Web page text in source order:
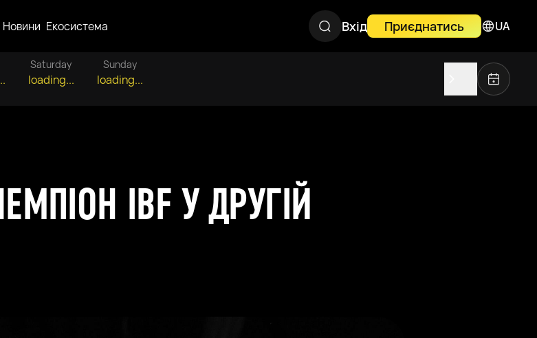
Новини Екосистема Вхід Приєднатись UA
Saturday
loading...
Sunday
loading...
IBF У ДРУГІЙ